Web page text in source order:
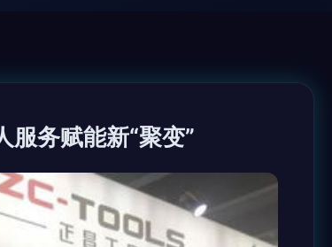
务赋能新“聚变”